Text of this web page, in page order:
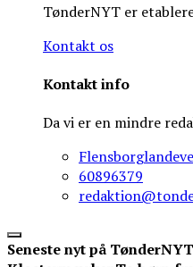
TønderNYT er
Kontakt os
Kontakt info
Da vi er en mindre
60896379
Seneste nyt på